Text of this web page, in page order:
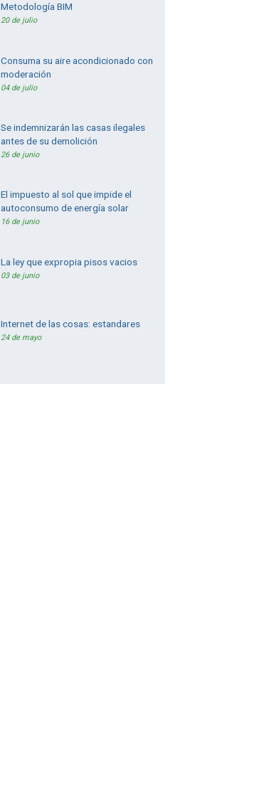
Metodología BIM
20 de julio
Consuma su aire acondicionado con
moderación
04 de julio
Se indemnizarán las casas ilegales
antes de su demolición
26 de junio
El impuesto al sol que impide el
autoconsumo de energía solar
16 de junio
La ley que expropia pisos vacios
03 de junio
Internet de las cosas: estandares
24 de mayo